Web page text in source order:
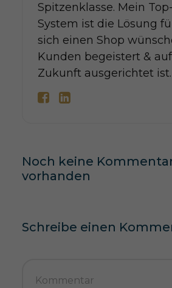
Spitzenklasse. Mein
System ist die Lösung
sich einen Shop
Kunden begeistert &
Zukunft ausgerichtet ist.
Noch keine
vorhanden
Schreibe einen